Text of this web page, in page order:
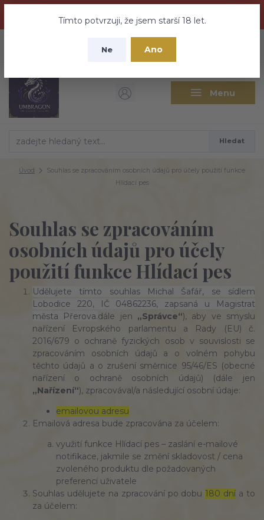
nebuďte vyděšeni zde najdete vše a ještě mnohem víc
Tímto potvrzuji, že jsem starší 18 let.
Ne Ano
Menu
CZK
Hledat
Úvod
Souhlas se zpracováním osobních údajů pro účely použití funkce
Hlídací pes
Souhlas se zpracováním
osobních údajů pro účely
použití funkce Hlídací pes
Udělujete tímto souhlas Michal Šafář, se sídlem
Lobodice 220, IČ 04862236, zapsaná u Magistrat
města Přerova.dále jen „Správce“), aby ve smyslu
nařízení Evropského parlamentu a Rady (EU) č.
2016/679 o ochraně fyzických osob v souvislosti se
zpracováním osobních údajů a o volném pohybu
těchto údajů a o zrušení směrnice 95/46/ES (obecné
nařízení o ochraně osobních údajů) (dále jen
„Nařízení“), zpracovával/a následující osobní údaje:
emailovou adresu
Emailová adresa bude zpracována za účelem:
využití funkce Hlídací pes – zaslání e-mailové
notifikace, jakmile se změní skladovost / cena
zvoleného produktu dle požadovaných
preferencí uživatele
Souhlas udělujete na zpracování po dobu 180 dní a to
za účelem: